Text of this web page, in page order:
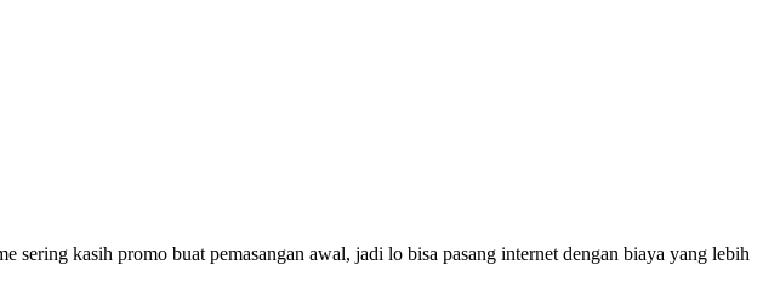
sering kasih promo buat pemasangan awal, jadi lo bisa pasang internet dengan biaya yang lebih